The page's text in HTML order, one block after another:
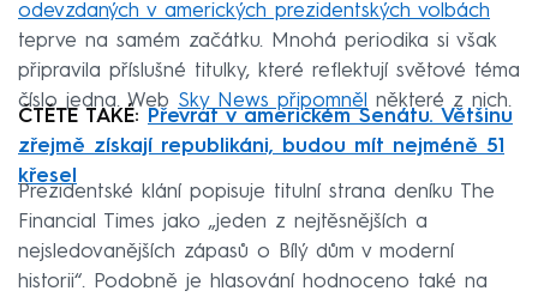
odevzdaných v amerických prezidentských volbách
teprve na samém začátku. Mnohá periodika si však
připravila příslušné titulky, které reflektují světové téma
číslo jedna. Web Sky News připomněl některé z nich.
ČTĚTE TAKÉ:
Převrat v americkém Senátu. Většinu
zřejmě získají republikáni, budou mít nejméně 51
křesel
Prezidentské klání popisuje titulní strana deníku The
Financial Times jako „jeden z nejtěsnějších a
nejsledovanějších zápasů o Bílý dům v moderní
historii“. Podobně je hlasování hodnoceno také na